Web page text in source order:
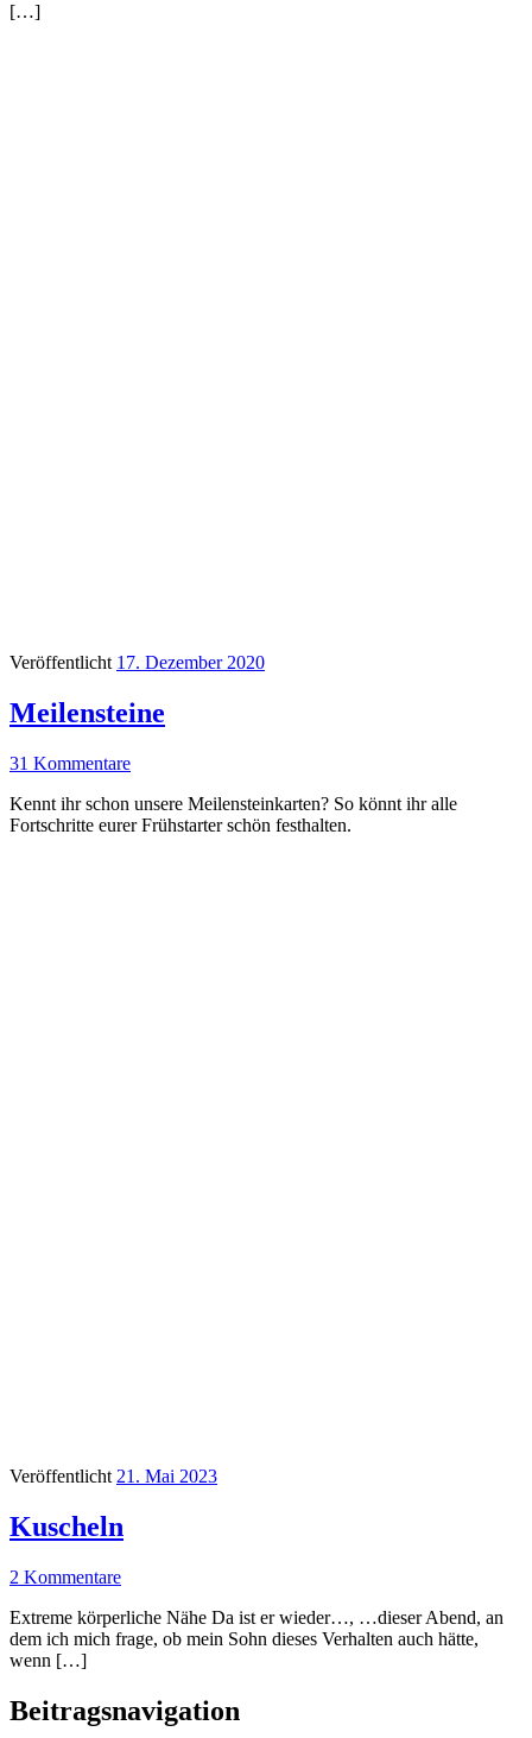
[…]
Veröffentlicht 17. Dezember 2020
Meilensteine
31 Kommentare
Kennt ihr schon unsere Meilensteinkarten? So könnt ihr alle
Fortschritte eurer Frühstarter schön festhalten.
Veröffentlicht 21. Mai 2023
Kuscheln
2 Kommentare
Extreme körperliche Nähe Da ist er wieder…, …dieser Abend, an
dem ich mich frage, ob mein Sohn dieses Verhalten auch hätte,
wenn […]
Beitragsnavigation